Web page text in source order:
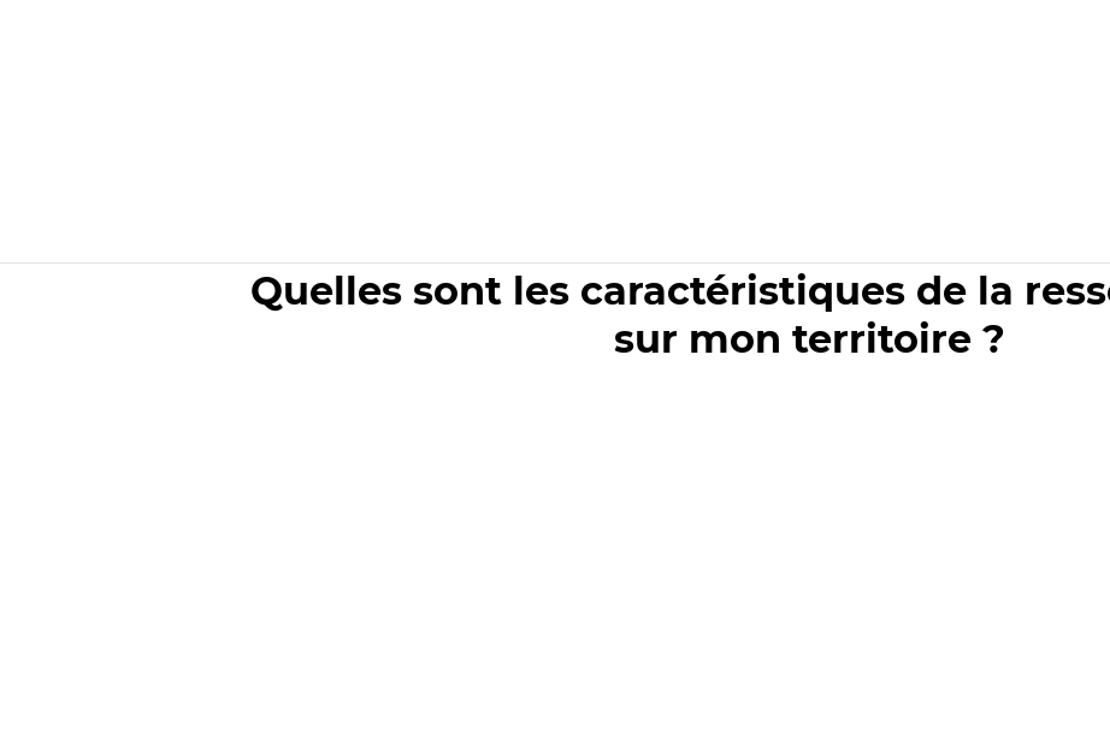
Quelles sont les caractéristiques de la
sur mon territoire ?